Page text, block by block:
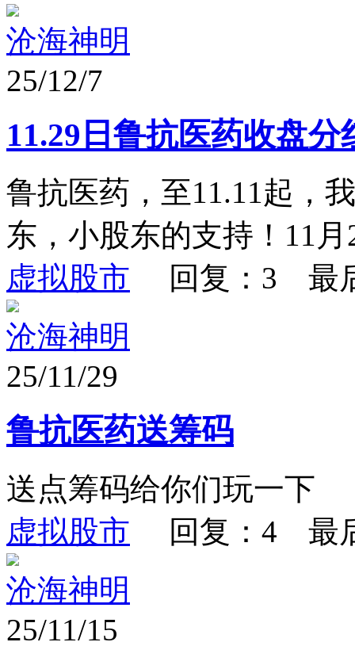
沧海神明
25/12/7
11.29日鲁抗医药收盘分
鲁抗医药，至11.11起，
东，小股东的支持！11
虚拟股市 回复：3 最
沧海神明
25/11/29
鲁抗医药送筹码
送点筹码给你们玩一下
虚拟股市 回复：4 最
沧海神明
25/11/15